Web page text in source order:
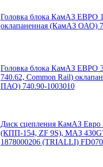
Головка блока КамАЗ ЕВРО
оклапаненная (КамАЗ ОАО)
Головка блока КамАЗ ЕВРО
740.62, Common Rail)
ПАО) 740.90-1003010
Диск сцепления КамАЗ Евро
(КПП-154, ZF 9S), МАЗ
1878000206 (TRIALLI)